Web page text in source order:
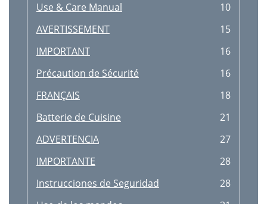
Use & Care Manual
10
AVERTISSEMENT
15
IMPORTANT
16
Précaution de Sécurité
16
FRANÇAIS
18
Batterie de Cuisine
21
ADVERTENCIA
27
IMPORTANTE
28
Instrucciones de Seguridad
28